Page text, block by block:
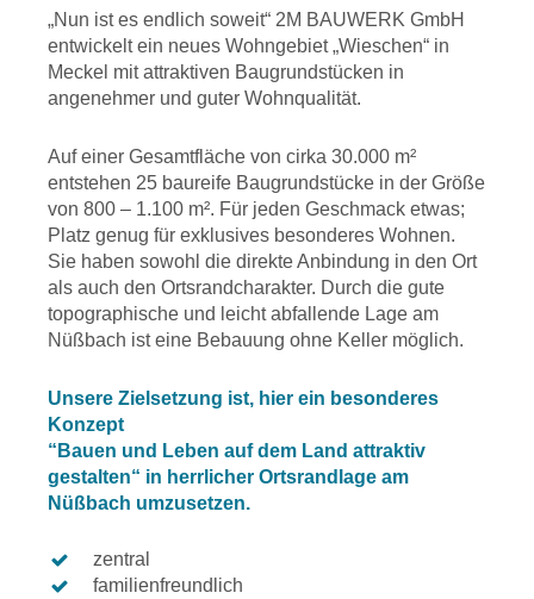
„Nun ist es endlich soweit“ 2M BAUWERK GmbH
entwickelt ein neues Wohngebiet „Wieschen“ in
Meckel mit attraktiven Baugrundstücken in
angenehmer und guter Wohnqualität.
Auf einer Gesamtfläche von cirka 30.000 m²
entstehen 25 baureife Baugrundstücke in der Größe
von 800 – 1.100 m². Für jeden Geschmack etwas;
Platz genug für exklusives besonderes Wohnen.
Sie haben sowohl die direkte Anbindung in den Ort
als auch den Ortsrandcharakter. Durch die gute
topographische und leicht abfallende Lage am
Nüßbach ist eine Bebauung ohne Keller möglich.
Unsere Zielsetzung ist, hier ein besonderes
Konzept
“Bauen und Leben auf dem Land attraktiv
gestalten“ in herrlicher Ortsrandlage am
Nüßbach umzusetzen.
zentral
familienfreundlich